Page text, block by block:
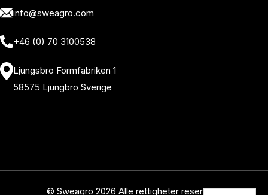
info@sweagro.com
+46 (0) 70 3100538
Ljungsbro Formfabriken 1
58575 Ljungbro Sverige
© Sweagro 2026 Alle rettigheter reservert.